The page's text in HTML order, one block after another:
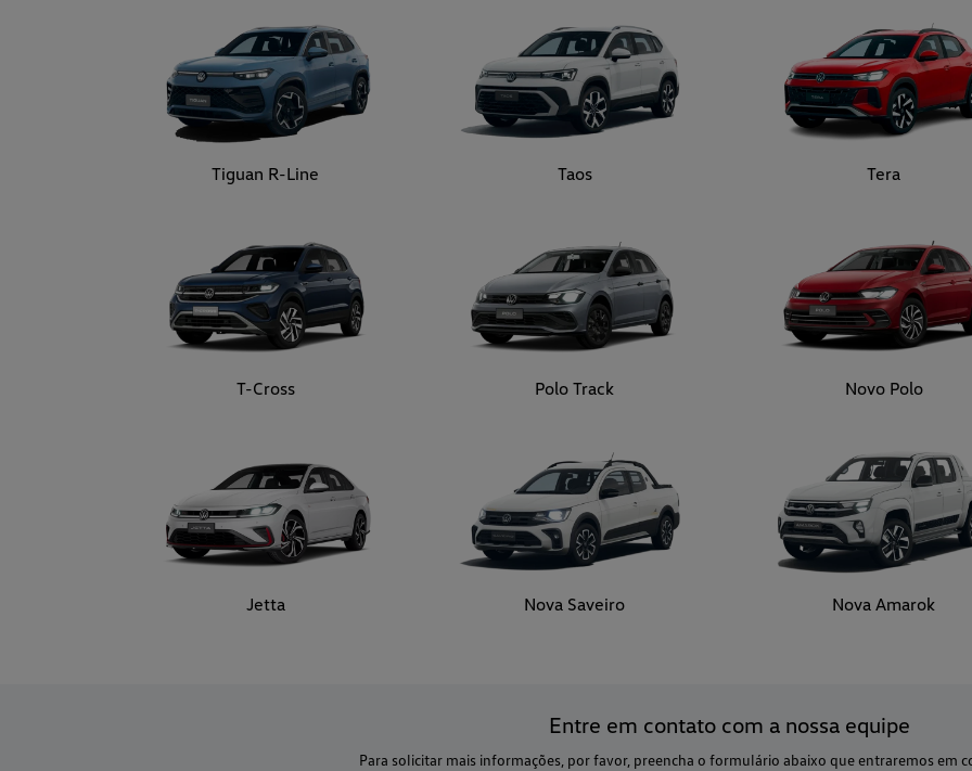
Tiguan R-Line Taos Tera
T-Cross Polo Track Novo Polo
Jetta Nova Saveiro Nova Amarok
Entre em contato com a nossa equipe
Para solicitar mais informações, por favor, preencha o formulário abaixo que entraremos em